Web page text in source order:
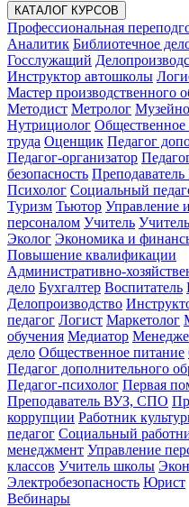
КАТАЛОГ КУРСОВ
Профессиональная
Аналитик Библиотечное
Госслужащий
Инструктор автошколы
Мастер производственного
Методист Метролог
Нутрициолог Общественное
труда Оценщик Педагог
Педагог-организатор
безопасность
Психолог Социальный
Туризм Тьютор Управление
персоналом Учитель
Эколог Экономика и
Повышение квалификации
Административно-
дело Бухгалтер Воспитатель
Делопроизводство
педагог Логист Маркетолог
обучения Медиатор
дело Общественное питание
Педагог дополнительного
Педагог-психолог Первая
Преподаватель ВУЗ, СПО
коррупции Работник
педагог Социальный
менеджмент Управление
классов Учитель школы
Электробезопасность Юрист
Вебинары